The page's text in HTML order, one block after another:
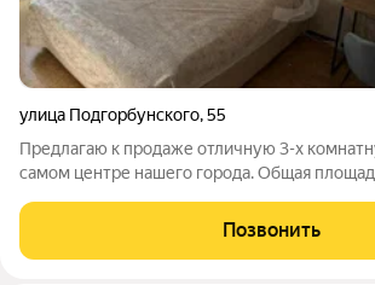
улица Подгорбунского,55
Предлагаю к продаже отличную 3-х
самом центре нашего города. Общая
Шикарный вид на город . Сделан
видеонаблюдение, внизу
Позвонить